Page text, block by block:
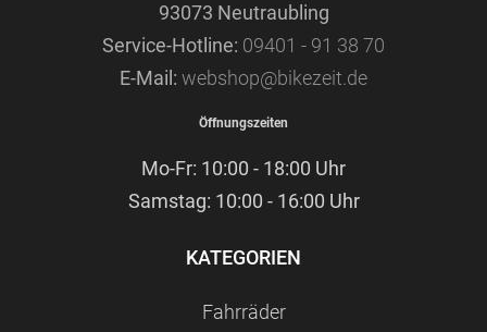
93073 Neutraubling
Service-Hotline: 09401 - 91 38 70
E-Mail: webshop@bikezeit.de
Öffnungszeiten
Mo-Fr: 10:00 - 18:00 Uhr
Samstag: 10:00 - 16:00 Uhr
KATEGORIEN
Fahrräder